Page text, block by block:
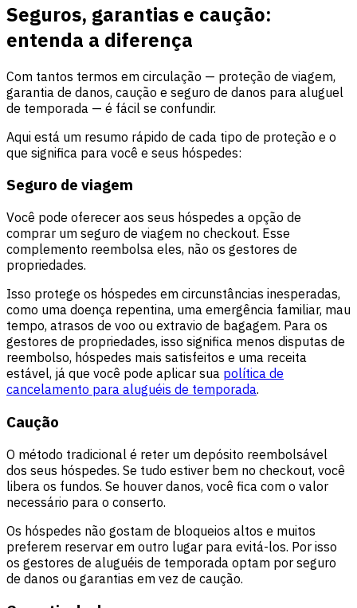
Seguros, garantias e caução:
entenda a diferença
Com tantos termos em circulação — proteção de viagem,
garantia de danos, caução e seguro de danos para aluguel
de temporada — é fácil se confundir.
Aqui está um resumo rápido de cada tipo de proteção e o
que significa para você e seus hóspedes:
Seguro de viagem
Você pode oferecer aos seus hóspedes a opção de
comprar um seguro de viagem no checkout. Esse
complemento reembolsa eles, não os gestores de
propriedades.
Isso protege os hóspedes em circunstâncias inesperadas,
como uma doença repentina, uma emergência familiar, mau
tempo, atrasos de voo ou extravio de bagagem. Para os
gestores de propriedades, isso significa menos disputas de
reembolso, hóspedes mais satisfeitos e uma receita
estável, já que você pode aplicar sua política de
cancelamento para aluguéis de temporada.
Caução
O método tradicional é reter um depósito reembolsável
dos seus hóspedes. Se tudo estiver bem no checkout, você
libera os fundos. Se houver danos, você fica com o valor
necessário para o conserto.
Os hóspedes não gostam de bloqueios altos e muitos
preferem reservar em outro lugar para evitá-los. Por isso
os gestores de aluguéis de temporada optam por seguro
de danos ou garantias em vez de caução.